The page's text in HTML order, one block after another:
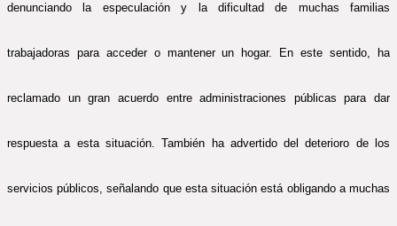
denunciando la especulación y la dificultad de muchas familias
trabajadoras para acceder o mantener un hogar. En este sentido, ha
reclamado un gran acuerdo entre administraciones públicas para dar
respuesta a esta situación. También ha advertido del deterioro de los
servicios públicos, señalando que esta situación está obligando a muchas